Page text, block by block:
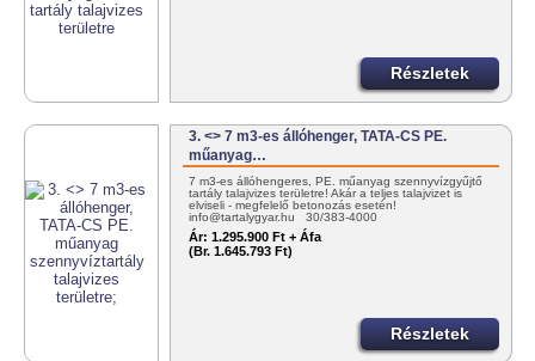
Részletek
3. <> 7 m3-es állóhenger, TATA-CS PE.
műanyag…
7 m3-es állóhengeres, PE. műanyag szennyvízgyűjtő
tartály talajvizes területre! Akár a teljes talajvizet is
elviseli - megfelelő betonozás esetén!
info@tartalygyar.hu 30/383-4000
Ár: 1.295.900 Ft + Áfa
(Br. 1.645.793 Ft)
Részletek